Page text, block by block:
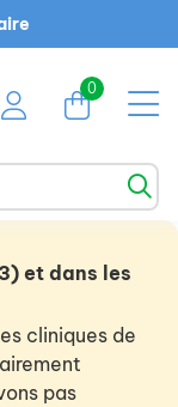
0
et dans les
cliniques de
pas